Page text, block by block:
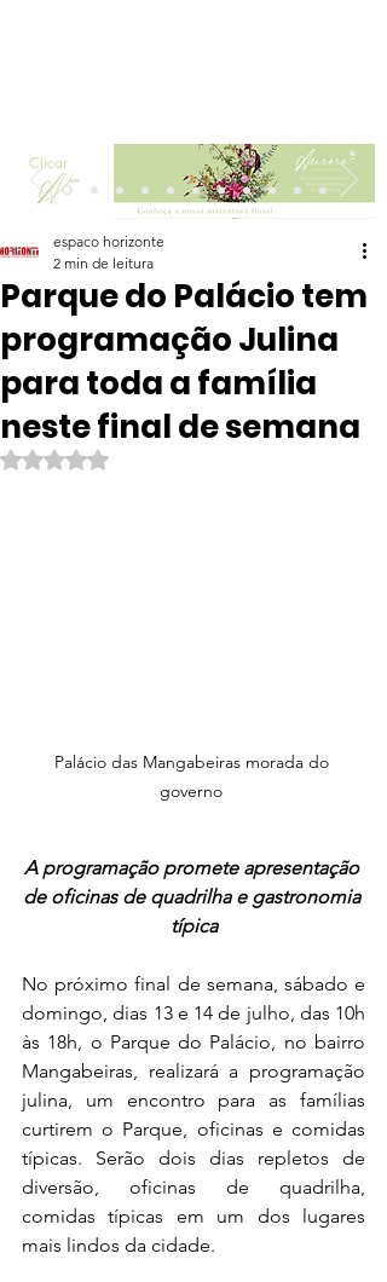
Clicar
Parque do Palácio tem
programação Julina
para toda a família
neste final de semana
espaco horizonte
2 min de leitura
Avaliado com NaN de 5 estrelas.
Palácio das Mangabeiras morada do
governo
A programação promete apresentação
de oficinas de quadrilha e gastronomia
típica
No próximo final de semana, sábado e
domingo, dias 13 e 14 de julho, das 10h
às 18h, o Parque do Palácio, no bairro
Mangabeiras, realizará a programação
julina, um encontro para as famílias
curtirem o Parque, oficinas e comidas
típicas. Serão dois dias repletos de
diversão, oficinas de quadrilha,
comidas típicas em um dos lugares
mais lindos da cidade.